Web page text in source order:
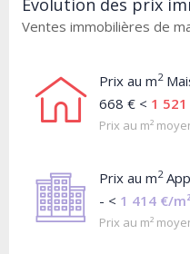
Evolution des prix
Ventes immobilières de
Prix au m2
668 € < 1
Prix au m²
Prix au m2
- < 1 414 €/
Prix au m²